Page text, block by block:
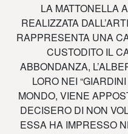
LA MATTONELLA
REALIZZATA
RAPPRESENTA UNA
CUSTODITO IL
ABBONDANZA,
LORO NEI
MONDO, VIENE
DECISERO DI NON
ESSA HA IMPRESSO